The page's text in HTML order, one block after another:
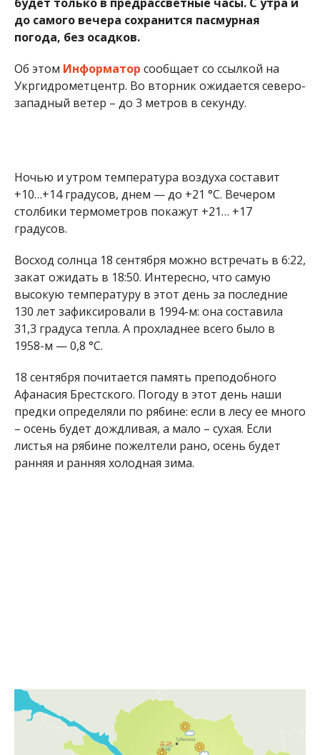
до самого вечера сохранится пасмурная
погода, без осадков.
Об этом Информатор сообщает со ссылкой на
Укргидрометцентр. Во вторник ожидается северо-
западный ветер – до 3 метров в секунду.
Ночью и утром температура воздуха составит
+10…+14 градусов, днем — до +21 °С. Вечером
столбики термометров покажут +21… +17
градусов.
Восход солнца 18 сентября можно встречать в 6:22,
закат ожидать в 18:50. Интересно, что самую
высокую температуру в этот день за последние
130 лет зафиксировали в 1994-м: она составила
31,3 градуса тепла. А прохладнее всего было в
1958-м — 0,8 °С.
18 сентября почитается память преподобного
Афанасия Брестского. Погоду в этот день наши
предки определяли по рябине: если в лесу ее много
– осень будет дождливая, а мало – сухая. Если
листья на рябине пожелтели рано, осень будет
ранняя и ранняя холодная зима.